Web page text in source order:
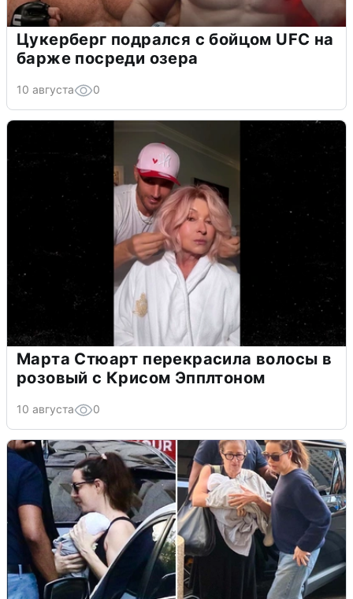
Цукерберг подрался с бойцом UFC на
барже посреди озера
10 августа 0
Марта Стюарт перекрасила волосы в
розовый с Крисом Эпплтоном
10 августа 0